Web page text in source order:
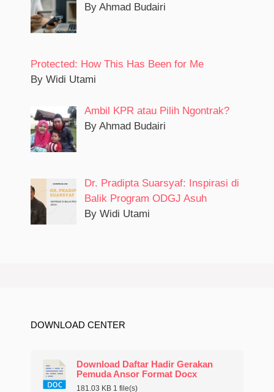
By Ahmad Budairi
Protected: How This Has Been for Me
By Widi Utami
Ambil KPR atau Pilih Ngontrak?
By Ahmad Budairi
Dr. Pradipta Suarsyaf: Inspirasi di
Balik Program ODGJ Asuh
By Widi Utami
DOWNLOAD CENTER
Download Daftar Hadir Gerakan
Pemuda Ansor Format Docx
181.03 KB 1 file(s)